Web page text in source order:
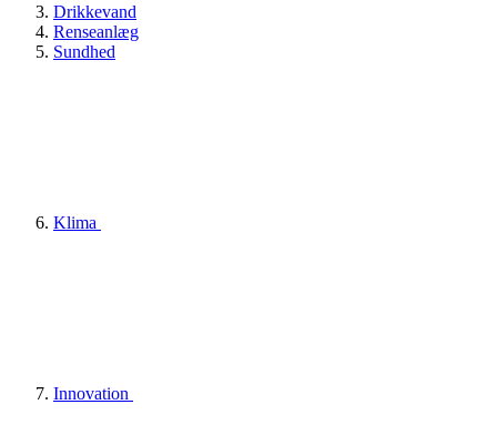
Drikkevand
Renseanlæg
Sundhed
Klima
Innovation